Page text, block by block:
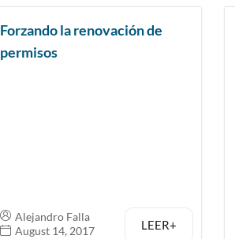
Forzando la renovación de
permisos
Alejandro Falla
August 14, 2017
LEER+